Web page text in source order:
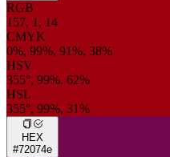
RGB
157, 1, 14
CMYK
0%, 99%, 91%, 38%
HSV
355°, 99%, 62%
HSL
355°, 99%, 31%
HEX
#72074e